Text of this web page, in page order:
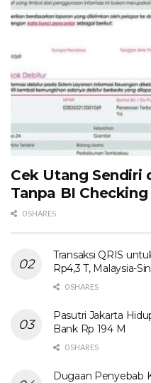
Cek Utang Sendiri
Tanpa BI Checking
0 SHARES
Transaksi QRIS
Rp4,3 T, Malaysia-
0 SHARES
Pasutri Jakarta
Bank Rp 194 M
0 SHARES
Dugaan Penyebab